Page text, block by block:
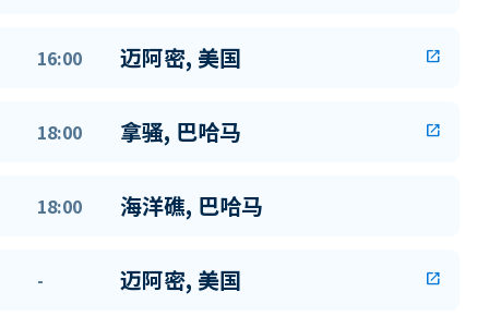
16:00 迈阿密, 美国 open_in_new
18:00 拿骚, 巴哈马 open_in_new
18:00 海洋礁, 巴哈马
- 迈阿密, 美国 open_in_new